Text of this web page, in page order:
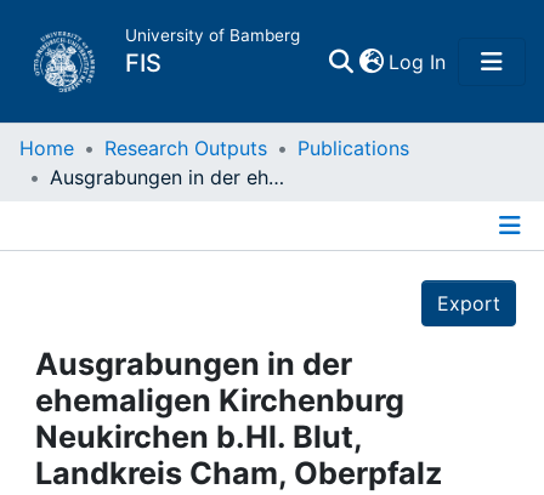
University of Bamberg
FIS Log In(current)
Home
Projects
People
Institutions
Home Research Outputs
Publications
Ausgrabungen in der ehemaligen Kirchenburg Neukirchen b.Hl. Blut, Landkreis Cham, Oberpfalz
Export
Ausgrabungen in der
ehemaligen Kirchenburg
Neukirchen b.Hl. Blut,
Landkreis Cham, Oberpfalz